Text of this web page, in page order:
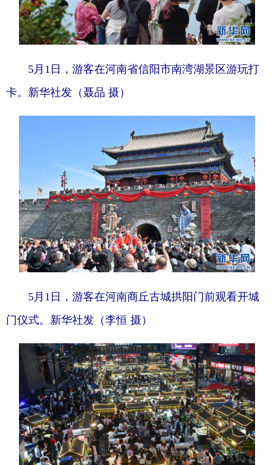
5月1日，游客在河南省信阳市南湾湖景区游玩打
卡。新华社发（聂品 摄）
5月1日，游客在河南商丘古城拱阳门前观看开城
门仪式。新华社发（李恒 摄）